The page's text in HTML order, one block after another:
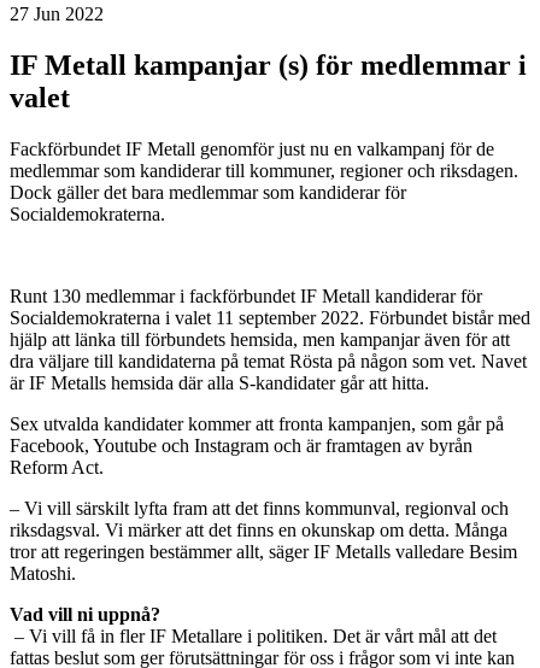
27 Jun 2022
IF Metall kampanjar (s) för medlemmar i
valet
Fackförbundet IF Metall genomför just nu en valkampanj för de
medlemmar som kandiderar till kommuner, regioner och riksdagen.
Dock gäller det bara medlemmar som kandiderar för
Socialdemokraterna.
Runt 130 medlemmar i fackförbundet IF Metall kandiderar för
Socialdemokraterna i valet 11 september 2022. Förbundet bistår med
hjälp att länka till förbundets hemsida, men kampanjar även för att
dra väljare till kandidaterna på temat Rösta på någon som vet. Navet
är IF Metalls hemsida där alla S-kandidater går att hitta.
Sex utvalda kandidater kommer att fronta kampanjen, som går på
Facebook, Youtube och Instagram och är framtagen av byrån
Reform Act.
– Vi vill särskilt lyfta fram att det finns kommunval, regionval och
riksdagsval. Vi märker att det finns en okunskap om detta. Många
tror att regeringen bestämmer allt, säger IF Metalls valledare Besim
Matoshi.
Vad vill ni uppnå?
– Vi vill få in fler IF Metallare i politiken. Det är vårt mål att det
fattas beslut som ger förutsättningar för oss i frågor som vi inte kan